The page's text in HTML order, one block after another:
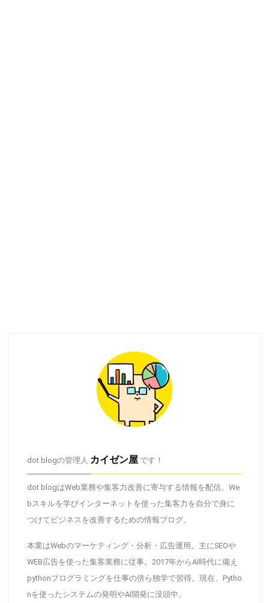
dot blogの管理人 カイゼン屋 です！
dot blogはWeb業務や集客力改善に寄与する情報を配信。We
bスキルを学びインターネットを使った集客力を自分で身に
つけてビジネスを改善するための情報ブログ。
本業はWebのマーケティング・分析・広告運用。主にSEOや
WEB広告を使った集客業務に従事。2017年からAI時代に備え
pythonプログラミングを仕事の傍ら独学で習得。現在、Pytho
nを使ったシステムの発明やAI開発に没頭中。